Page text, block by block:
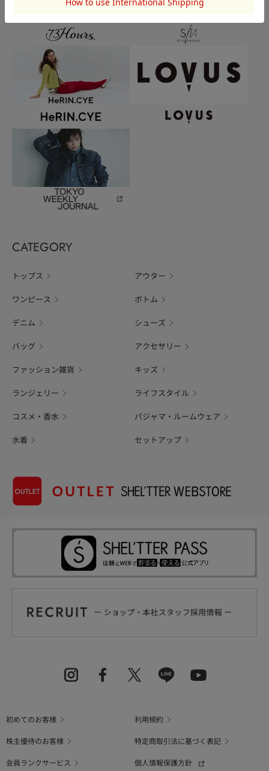
CATEGORY
トップス アウター
ワンピース ボトム
デニム シューズ
バッグ アクセサリー
ファッション雑貨 キッズ
ランジェリー ライフスタイル
コスメ・香水 パジャマ・ルームウェア
水着 セットアップ
初めてのお客様
利用規約
株主優待のお客様
特定商取引法に基づく表記
会員ランクサービス
個人情報保護方針